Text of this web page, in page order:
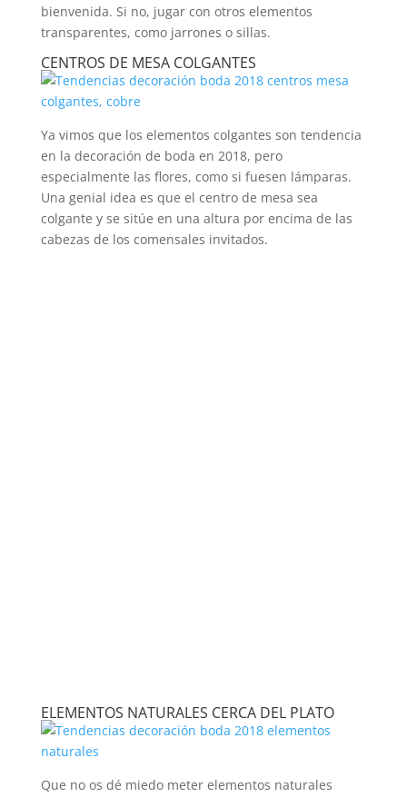
bienvenida. Si no, jugar con otros elementos
transparentes, como jarrones o sillas.
CENTROS DE MESA COLGANTES
Ya vimos que los elementos colgantes son tendencia
en la decoración de boda en 2018, pero
especialmente las flores, como si fuesen lámparas.
Una genial idea es que el centro de mesa sea
colgante y se sitúe en una altura por encima de las
cabezas de los comensales invitados.
ELEMENTOS NATURALES CERCA DEL PLATO
Que no os dé miedo meter elementos naturales